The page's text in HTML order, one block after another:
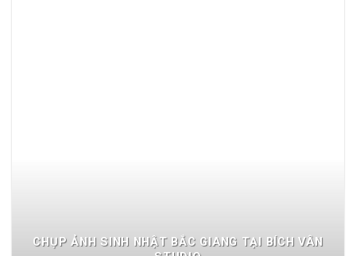
CHỤP ẢNH SINH NHẬT BẮC GIANG TẠI BÍCH VÂN